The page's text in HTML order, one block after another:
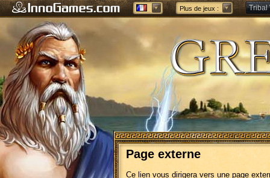
Plus de jeux : Tribal
Page externe
Ce lien vous dirigera vers une page